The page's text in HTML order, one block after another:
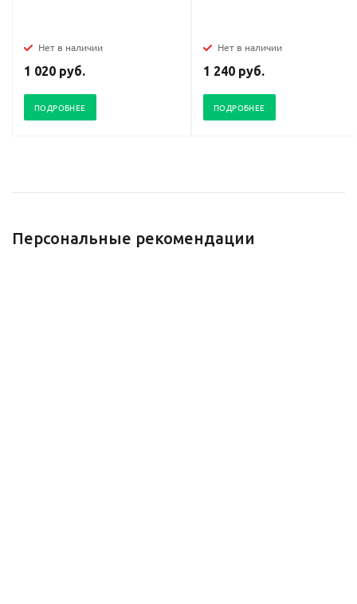
Нет в наличии
1 020 руб.
ПОДРОБНЕЕ
Нет в наличии
1 240 руб.
ПОДРОБНЕЕ
Персональные рекомендации